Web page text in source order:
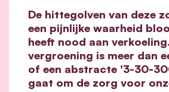
De hittegolven van deze
een pijnlijke waarheid
heeft nood aan
vergroening is meer dan
of een abstracte '3-30-
gaat om de zorg voor